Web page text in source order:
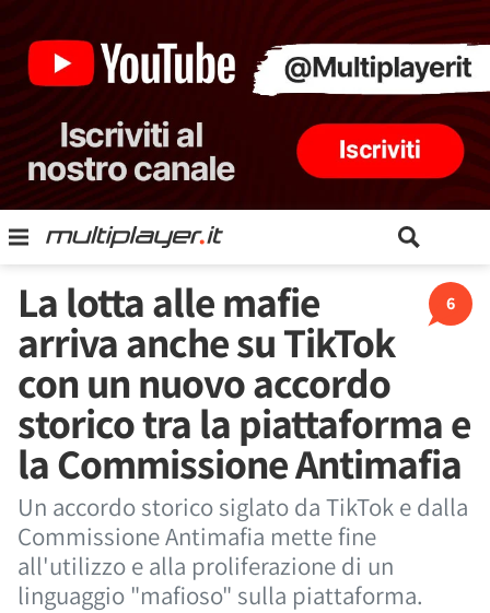
6
La lotta alle mafie
arriva anche su TikTok
con un nuovo accordo
storico tra la piattaforma e
la Commissione Antimafia
Un accordo storico siglato da TikTok e dalla
Commissione Antimafia mette fine
all'utilizzo e alla proliferazione di un
linguaggio "mafioso" sulla piattaforma.